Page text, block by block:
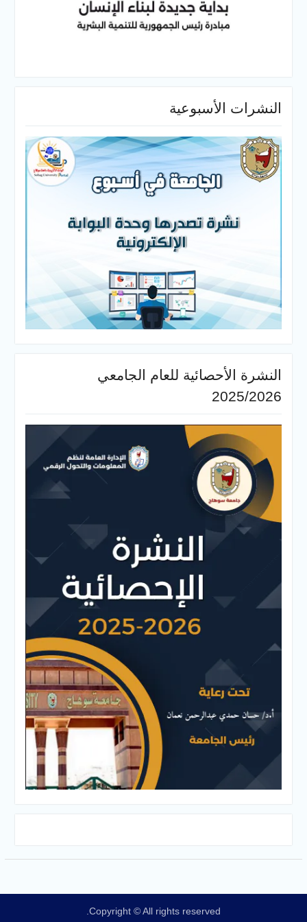
النشرات الأسبوعية
النشرة الأحصائية للعام الجامعي
2025/2026
Copyright © All rights reserved.